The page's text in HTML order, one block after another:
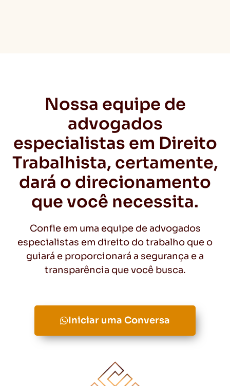
Nossa equipe de
advogados
especialistas em Direito
Trabalhista, certamente,
dará o direcionamento
que você necessita.
Confie em uma equipe de advogados
especialistas em direito do trabalho que o
guiará e proporcionará a segurança e a
transparência que você busca.
Iniciar uma Conversa